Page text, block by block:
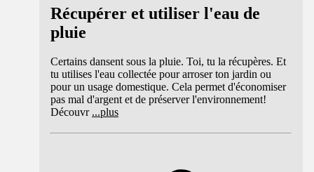
Récupérer et utiliser l'eau de
pluie
Certains dansent sous la pluie. Toi, tu la récupères. Et
tu utilises l'eau collectée pour arroser ton jardin ou
pour un usage domestique. Cela permet d'économiser
pas mal d'argent et de préserver l'environnement!
Découvr ...plus